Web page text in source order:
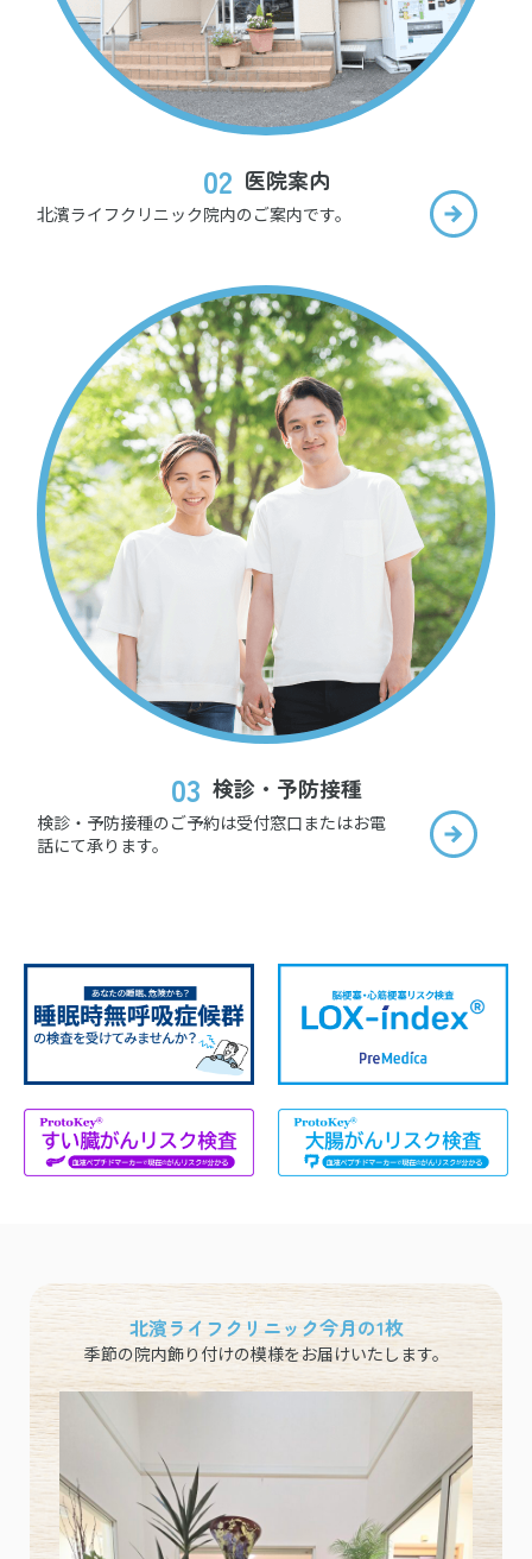
02 医院案内
北濱ライフクリニック院内のご案内です。
03 検診・予防接種
検診・予防接種のご予約は受付窓口またはお電
話にて承ります。
北濱ライフ クリニック今月の1枚
季節の院内飾り付けの模様をお届けいたします。